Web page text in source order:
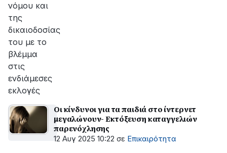
νόμου και
της
δικαιοδοσίας
του με το
βλέμμα
στις
ενδιάμεσες
εκλογές
Οι κίνδυνοι για τα παιδιά στο ίντερνετ
μεγαλώνουν- Εκτόξευση καταγγελιών
παρενόχλησης
12 Αυγ 2025 10:22 σε Επικαιρότητα